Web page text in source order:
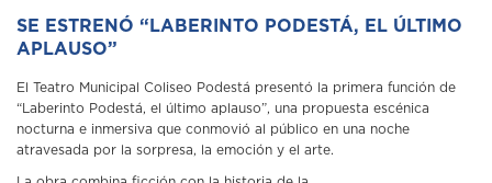
SE ESTRENÓ “LABERINTO PODESTÁ, EL ÚLTIMO
APLAUSO”
El Teatro Municipal Coliseo Podestá presentó la primera función de
“Laberinto Podestá, el último aplauso”, una propuesta escénica
nocturna e inmersiva que conmovió al público en una noche
atravesada por la sorpresa, la emoción y el arte.